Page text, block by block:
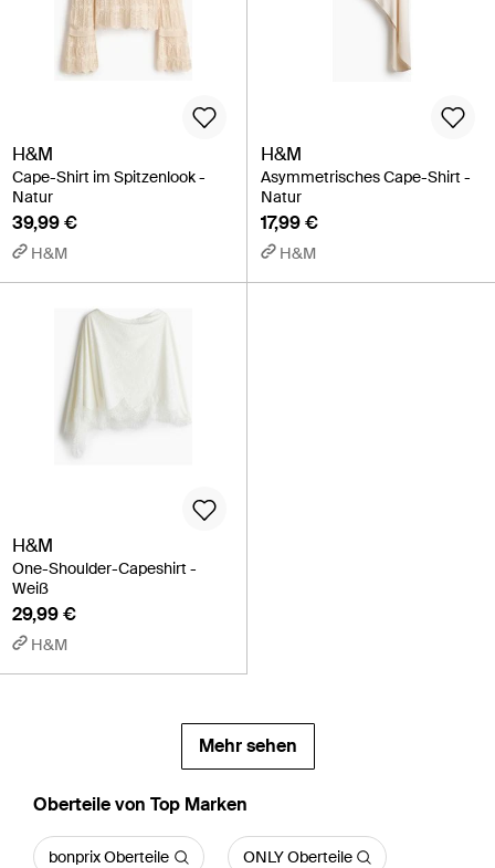
H&M
Cape-Shirt im Spitzenlook -
Natur
39,99 €
H&M
H&M
Asymmetrisches Cape-Shirt -
Natur
17,99 €
H&M
H&M
One-Shoulder-Capeshirt -
Weiß
29,99 €
H&M
Mehr sehen
Oberteile von Top Marken
bonprix Oberteile ONLY Oberteile